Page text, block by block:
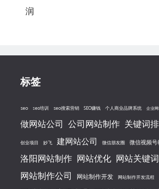
润
标签
seo seo培训 seo搜索营销 SEO赚钱 个人商业品牌系统 企业
做网站公司 公司网站制作 关键词
创业项目 妙飞 建网站公司 微信朋友圈 微信视频号
洛阳网站制作 网站优化 网站关键
网站制作公司
网站制作开发 网站制作开发流程